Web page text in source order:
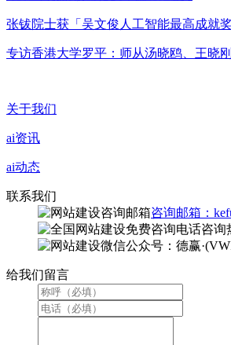
张钹院士获「吴文俊人工智能最高成就奖
专访香港大学罗平：师从汤晓鸥、王晓刚
关于我们
ai资讯
ai动态
联系我们
咨询邮箱：
咨询
微信公众号：德赢
给我们留言